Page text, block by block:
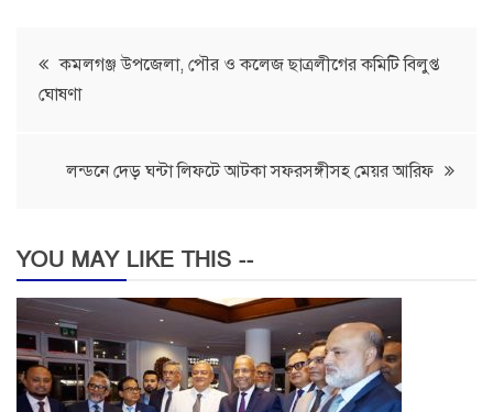
Post
navigation
কমলগঞ্জ উপজেলা, পৌর ও কলেজ ছাত্রলীগের কমিটি বিলুপ্ত
ঘোষণা
লন্ডনে দেড় ঘন্টা লিফটে আটকা সফরসঙ্গীসহ মেয়র আরিফ
YOU MAY LIKE THIS --